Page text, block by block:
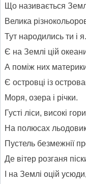
Що називається
Велика
Тут народились ти і я.
Є на Землі цій
А поміж них
Є островці із
Моря, озера і річки.
Густі ліси, високі
На полюсах
Пустель безмежнії
Де вітер розганя
І на Землі оцій усюди,